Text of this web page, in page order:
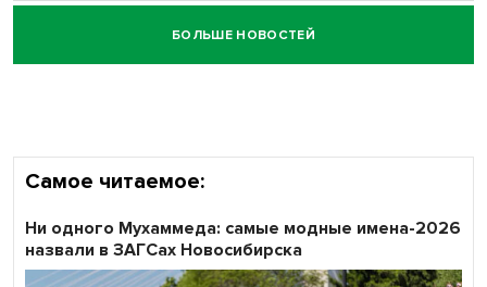
Честный выбор: видеонаблюдение обеспечит
объективность результатов ЕДГ в Новосибирской
БОЛЬШЕ НОВОСТЕЙ
Самое читаемое:
Ни одного Мухаммеда: самые модные имена-2026
назвали в ЗАГСах Новосибирска